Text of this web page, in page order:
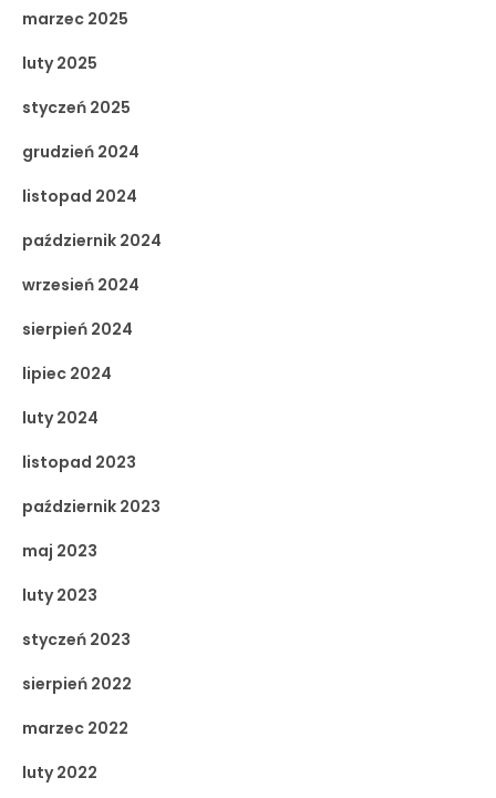
marzec 2025
luty 2025
styczeń 2025
grudzień 2024
listopad 2024
październik 2024
wrzesień 2024
sierpień 2024
lipiec 2024
luty 2024
listopad 2023
październik 2023
maj 2023
luty 2023
styczeń 2023
sierpień 2022
marzec 2022
luty 2022